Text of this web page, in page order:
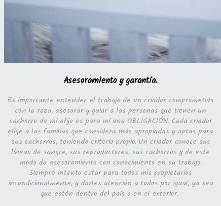
Asesoramiento y garantía.
Es importante entender el trabajo de un criador comprometido
con la raza, asesorar y guiar a las personas que tienen un
cachorro de mi afijo es para mí una OBLIGACIÓN. Cada criador
elige a las familias que considera más apropiadas y aptas para
sus cachorros, teniendo criterio propio. Un criador conoce sus
líneas de sangre, sus reproductores, sus cachorros y de este
modo da asesoramiento con conocimiento en su trabajo.
Siempre intento estar para todos mis propietarios
incondicionalmente, y darles atención a todos por igual, ya sea
que estén dentro del país o en el exterior.